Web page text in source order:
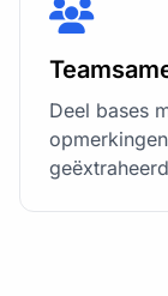
Deel bases